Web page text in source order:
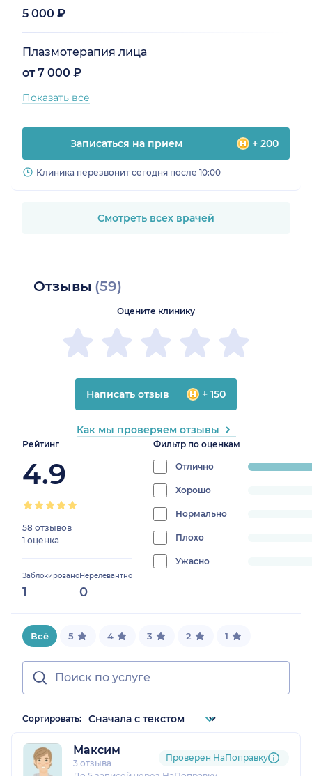
5 000 ₽
Плазмотерапия лица
от 7 000 ₽
Показать все
Записаться на прием + 200
Клиника перезвонит сегодня после 10:00
Смотреть всех врачей
Отзывы (59)
Рейтинг
4.9
58 отзывов
1 оценка
Заблокировано
1
Нерелевантно
0
Фильтр по оценкам
Отлично
progress:
Хорошо
0%
Нормально
0%
Плохо
progress:
Ужасно
0%
Оцените клинику
Написать отзыв + 150
Как мы проверяем отзывы
Всё 5 4 3 2 1
Сортировать:
Максим
3 отзыва
Проверен НаПоправку